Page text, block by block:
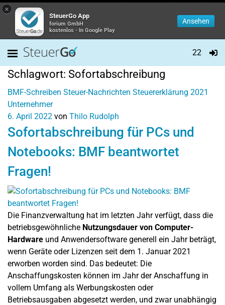
×
SteuerGo App
forium GmbH
kostenlos - In Google Play
Ansehen
22
Schlagwort: Sofortabschreibung
BMF-Schreiben Steuer-Nachrichten Steuererklärung 2021
Unternehmer
6. April 2022 von Thilo Rudolph
Sofortabschreibung für PCs und
Notebooks: BMF beantwortet
Fragen!
Die Finanzverwaltung hat im letzten Jahr verfügt, dass die
betriebsgewöhnliche Nutzungsdauer von Computer-
Hardware und Anwendersoftware generell ein Jahr beträgt,
wenn Geräte oder Lizenzen seit dem 1. Januar 2021
erworben worden sind. Das bedeutet: Die
Anschaffungskosten können im Jahr der Anschaffung in
vollem Umfang als Werbungskosten oder
Betriebsausgaben abgesetzt werden, und zwar unabhängig